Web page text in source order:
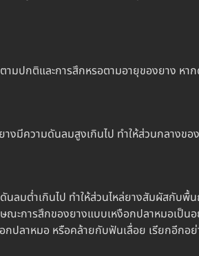
มปกติและการสึกหรอตามอายุของยาง หาก
งมีความดันลมสูงเกินไป ทำให้ส่วนกลาง
นลมต่ำเกินไป ทำให้ส่วนไหล่ยางสัมผัสกับ
ณะการสึกของยางแบบเหงือกปลาหมอเป็นอ
กปลาหมอ หรือคล้ายกับฟันเลื่อย เรียกอีกอ